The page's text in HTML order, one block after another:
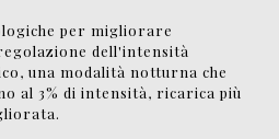
per migliorare
dell'intensità
una modalità notturna che
al 3% di intensità, ricarica più